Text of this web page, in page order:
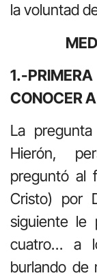
la voluntad
1.-
CONOCER
La
Hierón,
preguntó al
Cristo) por
siguiente
cuatro… a
burlando de